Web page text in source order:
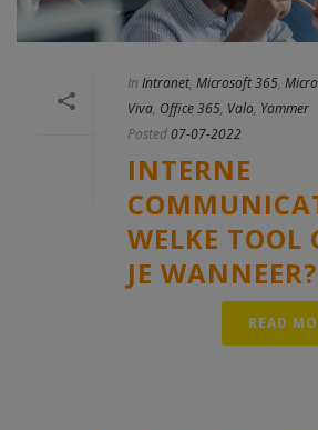
In Intranet, Microsoft 365,
Viva, Office 365, Valo, Yammer
Posted07-07-2022
INTERNE
WELKE TOOL
JE WANNEER?
READ